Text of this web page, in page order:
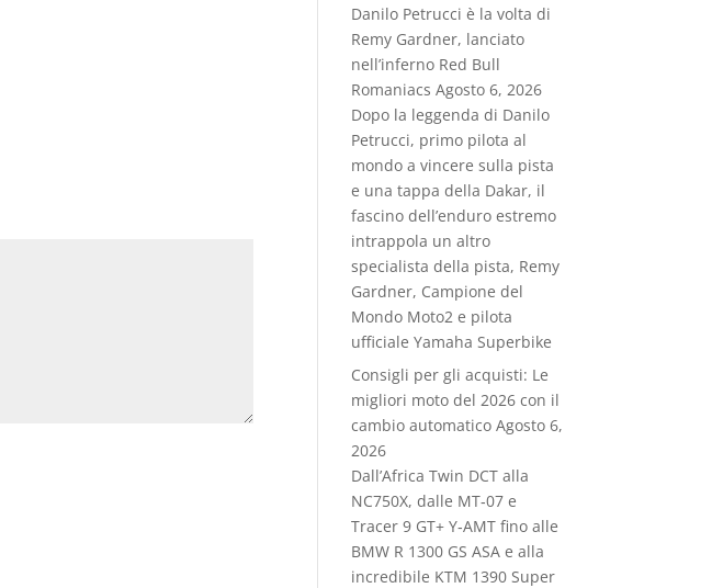
Danilo Petrucci è la volta di
Remy Gardner, lanciato
nell’inferno Red Bull
Romaniacs Agosto 6, 2026
Dopo la leggenda di Danilo
Petrucci, primo pilota al
mondo a vincere sulla pista
e una tappa della Dakar, il
fascino dell’enduro estremo
intrappola un altro
specialista della pista, Remy
Gardner, Campione del
Mondo Moto2 e pilota
ufficiale Yamaha Superbike
Consigli per gli acquisti: Le
migliori moto del 2026 con il
cambio automatico Agosto 6,
2026
Dall’Africa Twin DCT alla
NC750X, dalle MT‑07 e
Tracer 9 GT+ Y‑AMT fino alle
BMW R 1300 GS ASA e alla
incredibile KTM 1390 Super